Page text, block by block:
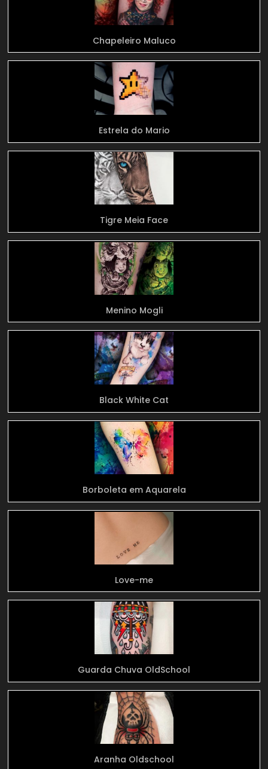
Chapeleiro Maluco
Estrela do Mario
Tigre Meia Face
Menino Mogli
Black White Cat
Borboleta em Aquarela
Love-me
Guarda Chuva OldSchool
Aranha Oldschool